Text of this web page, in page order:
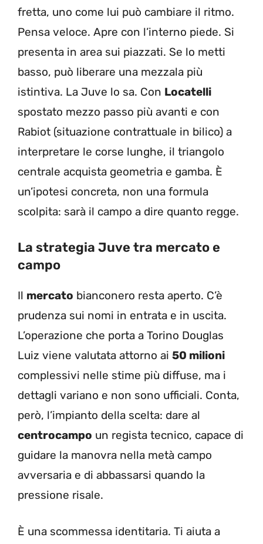
fretta, uno come lui può cambiare il ritmo.
Pensa veloce. Apre con l’interno piede. Si
presenta in area sui piazzati. Se lo metti
basso, può liberare una mezzala più
istintiva. La Juve lo sa. Con Locatelli
spostato mezzo passo più avanti e con
Rabiot (situazione contrattuale in bilico) a
interpretare le corse lunghe, il triangolo
centrale acquista geometria e gamba. È
un’ipotesi concreta, non una formula
scolpita: sarà il campo a dire quanto regge.
La strategia Juve tra mercato e
campo
Il mercato bianconero resta aperto. C’è
prudenza sui nomi in entrata e in uscita.
L’operazione che porta a Torino Douglas
Luiz viene valutata attorno ai 50 milioni
complessivi nelle stime più diffuse, ma i
dettagli variano e non sono ufficiali. Conta,
però, l’impianto della scelta: dare al
centrocampo un regista tecnico, capace di
guidare la manovra nella metà campo
avversaria e di abbassarsi quando la
pressione risale.
È una scommessa identitaria. Ti aiuta a